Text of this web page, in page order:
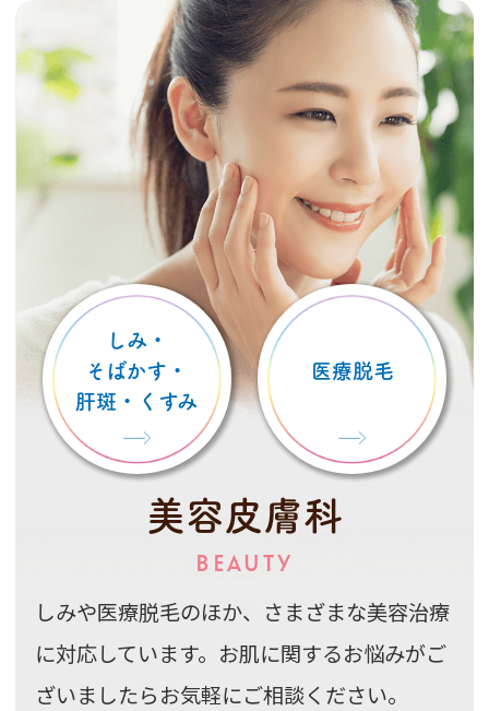
しみ・
そばかす・
肝斑・くすみ
医療脱毛
美容皮膚科
BEAUTY
しみや医療脱毛のほか、さまざまな美容治療
に対応しています。お肌に関するお悩みがご
ざいましたらお気軽にご相談ください。